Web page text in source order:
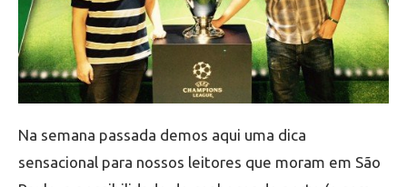
Na semana passada demos aqui uma dica
sensacional para nossos leitores que moram em São